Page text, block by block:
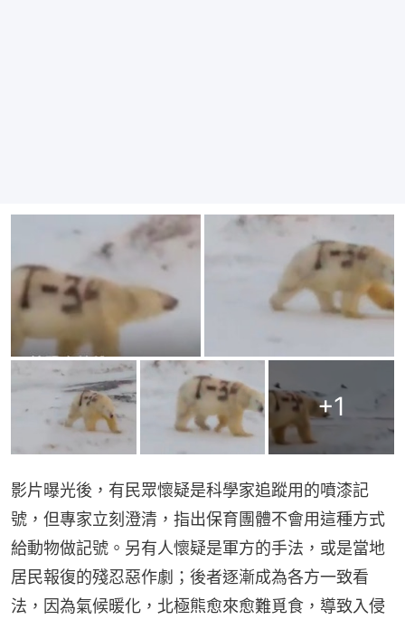
+1
影片曝光後，有民眾懷疑是科學家追蹤用的噴漆記
號，但專家立刻澄清，指出保育團體不會用這種方式
給動物做記號。另有人懷疑是軍方的手法，或是當地
居民報復的殘忍惡作劇；後者逐漸成為各方一致看
法，因為氣候暖化，北極熊愈來愈難覓食，導致入侵